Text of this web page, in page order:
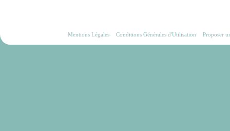
Mentions Légales Conditions Générales d'Utilisation Proposer